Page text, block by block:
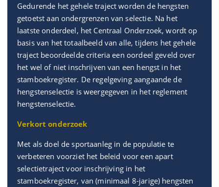
Gedurende het gehele traject worden de hengsten
getoetst aan ondergrenzen van selectie. Na het
laatste onderdeel, het Centraal Onderzoek, wordt op
basis van het totaalbeeld van alle, tijdens het gehele
traject beoordeelde criteria een oordeel geveld over
het wel of niet inschrijven van een hengst in het
stamboekregister. De regelgeving aangaande de
hengstenselectie is weergegeven in het reglement
hengstenselectie.
Verkort onderzoek
Met als doel de sportaanleg in de populatie te
verbeteren voorziet het beleid voor een apart
selectietraject voor inschrijving in het
stamboekregister, van (minimaal 8-jarige) hengsten